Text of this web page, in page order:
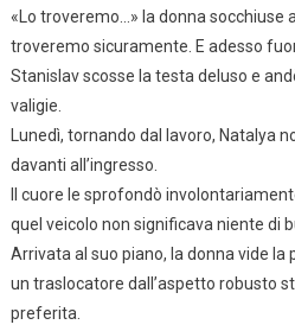
«Lo troveremo…» la donna socchiuse
troveremo sicuramente. E adesso
Stanislav scosse la testa deluso e
valigie.
Lunedì, tornando dal lavoro, Natalya
davanti all’ingresso.
Il cuore le sprofondò
quel veicolo non significava niente di
Arrivata al suo piano, la donna vide la
un traslocatore dall’aspetto robusto
preferita.